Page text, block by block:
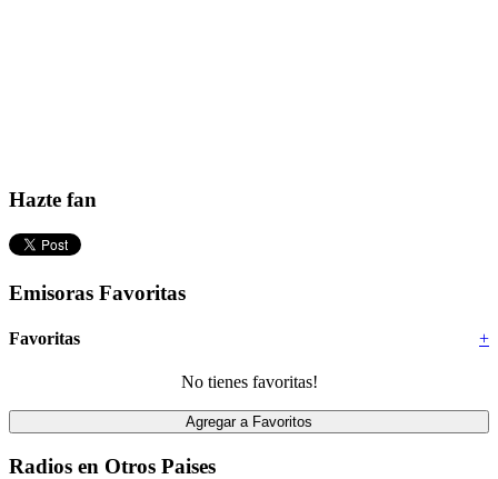
Hazte fan
Emisoras Favoritas
+
Favoritas
No tienes favoritas!
Radios en Otros Paises